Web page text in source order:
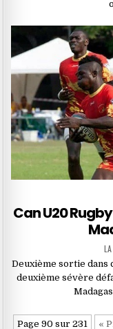
Can U20
Deuxième sortie dans
deuxième sévère
Page 90 sur 231 «